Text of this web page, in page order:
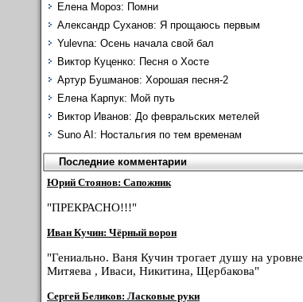
Елена Мороз: Помни
Александр Суханов: Я прощаюсь первым
Yulevna: Осень начала свой бал
Виктор Куценко: Песня о Хосте
Артур Бушманов: Хорошая песня-2
Елена Карпук: Мой путь
Виктор Иванов: До февральских метелей
Suno AI: Ностальгия по тем временам
Последние комментарии
Юрий Стоянов: Сапожник
"ПРЕКРАСНО!!!"
Иван Кучин: Чёрный ворон
"Гениально. Ваня Кучин трогает душу на уровне
Митяева , Иваси, Никитина, Щербакова"
Сергей Беликов: Ласковые руки